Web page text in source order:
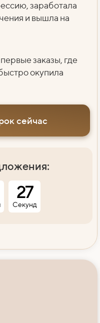
заработала
и вышла на
заказы, где
окупила
сейчас
26
Секунд